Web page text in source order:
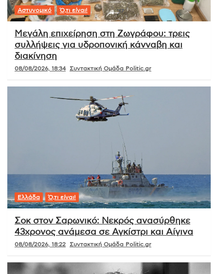
Αστυνομικό Ό,τι είναι!
Μεγάλη επιχείρηση στη Ζωγράφου: τρεις
συλλήψεις για υδροπονική κάνναβη και
διακίνηση
08/08/2026, 18:34 Συντακτική Ομάδα Politic.gr
Ελλάδα Ό,τι είναι!
Σοκ στον Σαρωνικό: Νεκρός ανασύρθηκε
43χρονος ανάμεσα σε Αγκίστρι και Αίγινα
08/08/2026, 18:22 Συντακτική Ομάδα Politic.gr